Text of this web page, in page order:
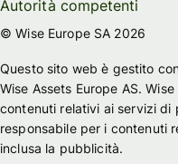
Autorità competenti
© Wise Europe SA 2026
Questo sito web è gestito
Wise Assets Europe AS.
contenuti relativi ai servizi di
responsabile per i contenuti
inclusa la pubblicità.